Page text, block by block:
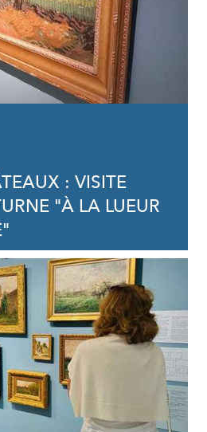
: VISITE
"À LA LUEUR